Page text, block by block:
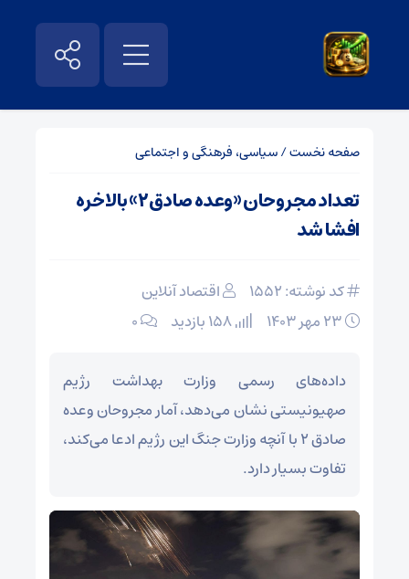
صفحه نخست/سیاسی، فرهنگی و اجتماعی
تعداد مجروحان «وعده صادق۲» بالاخره
افشا شد
کد نوشته: 1552
اقتصاد آنلاین
۰
داده‌های رسمی وزارت بهداشت رژیم
صهیونیستی نشان می‌دهد، آمار مجروحان وعده
صادق ۲ با آنچه وزارت جنگ این رژیم ادعا می‌کند،
تفاوت بسیار دارد.